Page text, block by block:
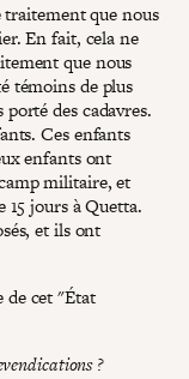
que nous
En fait, cela ne
que nous
témoins de plus
des cadavres.
Ces enfants
enfants ont
militaire, et
15 jours à Quetta.
et ils ont
de cet "État
?